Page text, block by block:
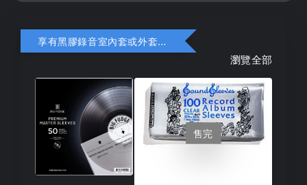
享有黑膠錄音室內套或外套折扣
瀏覽全部
售完